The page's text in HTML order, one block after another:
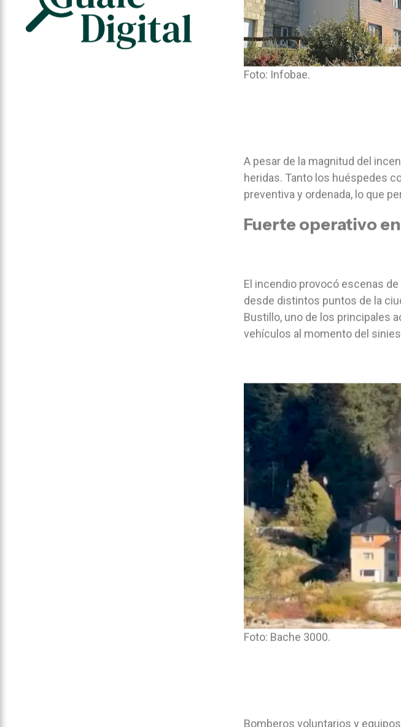
Foto: Infobae.
A pesar de la magnitud del
heridas. Tanto los huéspedes
preventiva y ordenada, lo que
Fuerte operativo
El incendio provocó escenas
desde distintos puntos de la
Bustillo, uno de los principales
vehículos al momento del
Foto: Bache 3000.
Bomberos voluntarios y